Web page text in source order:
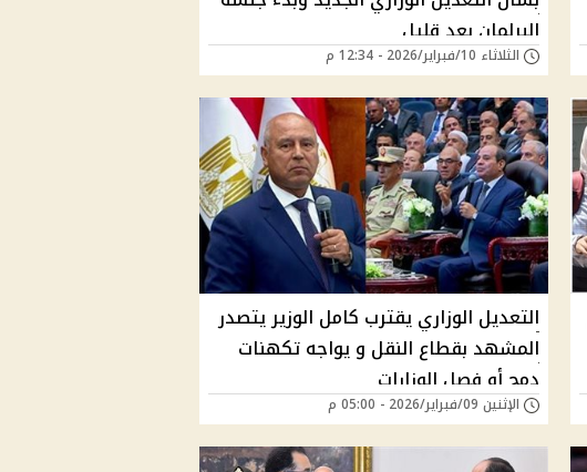
البرلمان بعد قليل
الثلاثاء 10/فبراير/2026 - 12:34 م
التعديل الوزاري يقترب كامل الوزير يتصدر
المشهد بقطاع النقل و يواجه تكهنات
دمج أو فصل الوزارات
الإثنين 09/فبراير/2026 - 05:00 م